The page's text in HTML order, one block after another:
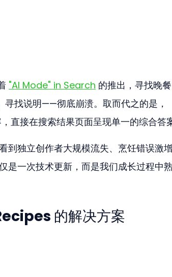
"AI Mode" in Search 的推出，寻找晚
找说明——彻底崩溃。取而代之的是，
直接在搜索结果页面呈现单一的综合答
到独立创作者大规模流失、烹饪错误激
是一次技术更新，而是我们成长过程中
的解决方案